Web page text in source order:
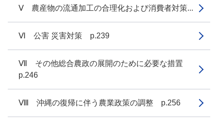
Ⅴ 農産物の流通加工の合理化および消費者対策...
Ⅵ 公害 災害対策 p.239
Ⅶ その他総合農政の展開のために必要な措置
p.246
Ⅷ 沖縄の復帰に伴う農業政策の調整 p.256